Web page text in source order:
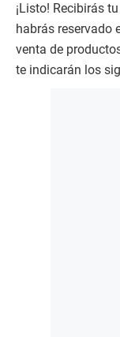
¡Listo! Recibirás
habrás reservado
venta de
te indicarán los